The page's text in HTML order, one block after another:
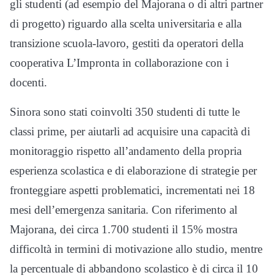
gli studenti (ad esempio del Majorana o di altri partner
di progetto) riguardo alla scelta universitaria e alla
transizione scuola-lavoro, gestiti da operatori della
cooperativa L’Impronta in collaborazione con i
docenti.
Sinora sono stati coinvolti 350 studenti di tutte le
classi prime, per aiutarli ad acquisire una capacità di
monitoraggio rispetto all’andamento della propria
esperienza scolastica e di elaborazione di strategie per
fronteggiare aspetti problematici, incrementati nei 18
mesi dell’emergenza sanitaria. Con riferimento al
Majorana, dei circa 1.700 studenti il 15% mostra
difficoltà in termini di motivazione allo studio, mentre
la percentuale di abbandono scolastico è di circa il 10